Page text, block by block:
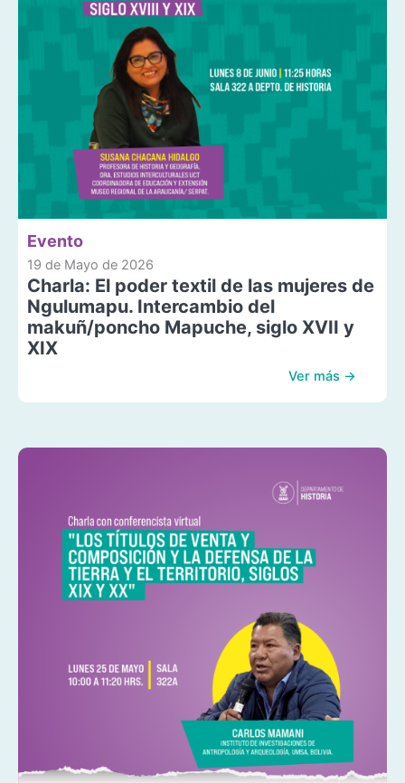
Evento
19 de Mayo de 2026
Charla: El poder textil de las mujeres de
Ngulumapu. Intercambio del
makuñ/poncho Mapuche, siglo XVII y
XIX
Ver más →